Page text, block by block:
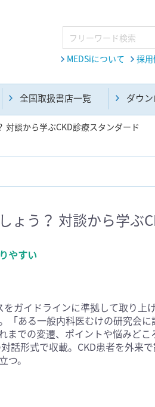
MEDSiについて 採
全国取扱書店一覧 ダウ
対談から学ぶCKD診療スタンダード
看護学(21)
薬学(7)
ルチメディア(0)
ょう？ 対談から学ぶ
やすい
ガイドラインに準拠して取り上
「ある一般内科医むけの研究会
までの変遷、ポイントや悩みど
話形式で収載。CKD患者を外来
。